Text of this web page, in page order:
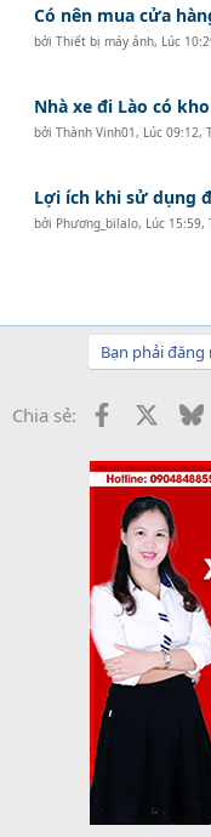
Có nên mua cửa
bởiThiết bị máy ảnh, Lúc
Nhà xe đi Lào có
bởiThành Vinh01 , Lúc 09:12,
Lợi ích khi sử dụng
bởi Phương_bilalo, Lúc 15:59,
Bạn phải
Chia sẻ: Facebook